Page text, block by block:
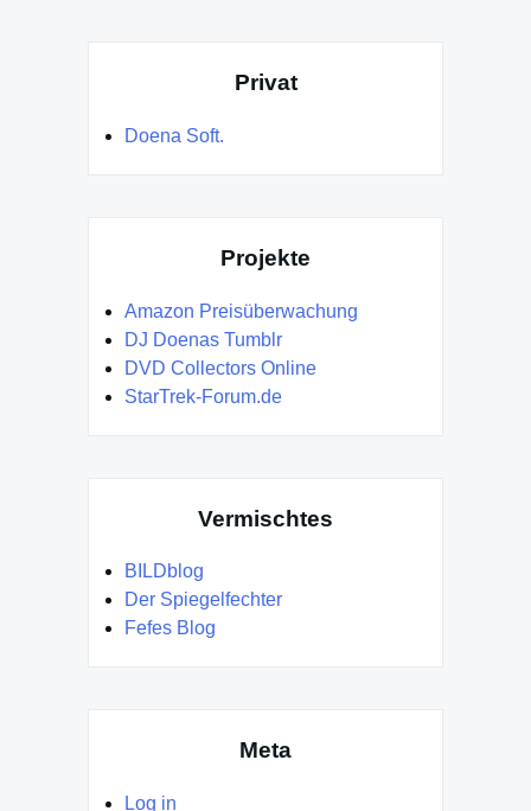
Privat
Doena Soft.
Projekte
Amazon Preisüberwachung
DJ Doenas Tumblr
DVD Collectors Online
StarTrek-Forum.de
Vermischtes
BILDblog
Der Spiegelfechter
Fefes Blog
Meta
Log in